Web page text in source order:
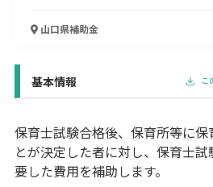
業種
宿泊･旅館業
その他
使い道
経営改善・経営強化 販路拡大
山口県補助金
基本情報 こ
保育士試験合格後、保育所等に
とが決定した者に対し、保育士
要した費用を補助します。